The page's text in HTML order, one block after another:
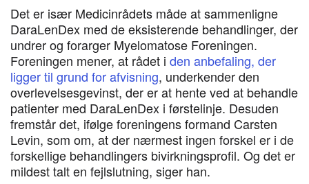
Det er især Medicinrådets måde at sammenligne
DaraLenDex med de eksisterende behandlinger, der
undrer og forarger Myelomatose Foreningen.
Foreningen mener, at rådet i den anbefaling, der
ligger til grund for afvisning, underkender den
overlevelsesgevinst, der er at hente ved at behandle
patienter med DaraLenDex i førstelinje. Desuden
fremstår det, ifølge foreningens formand Carsten
Levin, som om, at der nærmest ingen forskel er i de
forskellige behandlingers bivirkningsprofil. Og det er
mildest talt en fejlslutning, siger han.